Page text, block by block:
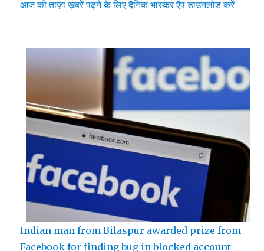
आज की ताज़ा ख़बरें पढ़ने के लिए दैनिक भास्कर ऍप डाउनलोड करें
Indian man from Bilaspur awarded prize from
Facebook for finding bug in blocked account